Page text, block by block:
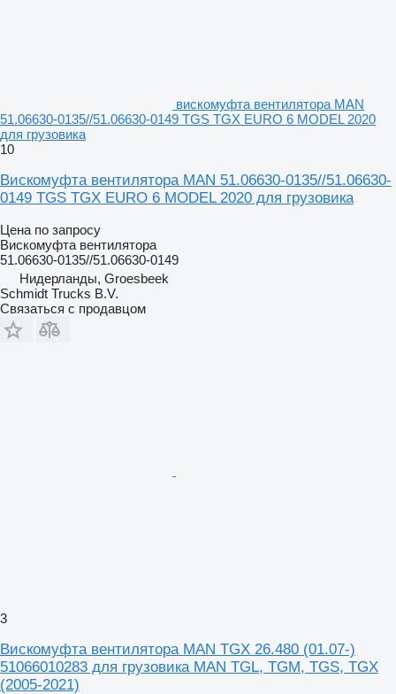
вискомуфта вентилятора MAN
51.06630-0135//51.06630-0149 TGS TGX EURO 6 MODEL 2020
для грузовика
10
Вискомуфта вентилятора MAN 51.06630-0135//51.06630-
0149 TGS TGX EURO 6 MODEL 2020 для грузовика
Цена по запросу
Вискомуфта вентилятора
51.06630-0135//51.06630-0149
Нидерланды, Groesbeek
Schmidt Trucks B.V.
Связаться с продавцом
3
Вискомуфта вентилятора MAN TGX 26.480 (01.07-)
51066010283 для грузовика MAN TGL, TGM, TGS, TGX
(2005-2021)